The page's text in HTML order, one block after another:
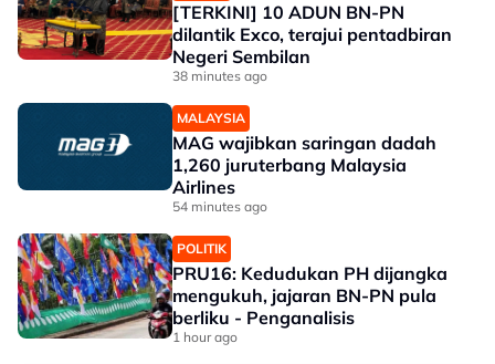
[TERKINI] 10 ADUN BN-PN
dilantik Exco, terajui pentadbiran
Negeri Sembilan
38 minutes ago
MALAYSIA
MAG wajibkan saringan dadah
1,260 juruterbang Malaysia
Airlines
54 minutes ago
POLITIK
PRU16: Kedudukan PH dijangka
mengukuh, jajaran BN-PN pula
berliku - Penganalisis
1 hour ago